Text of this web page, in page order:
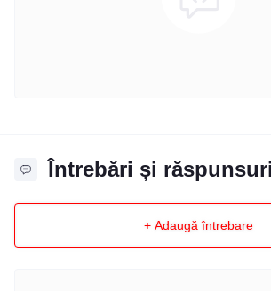
Întrebări și răspunsuri
+ Adaugă întrebare